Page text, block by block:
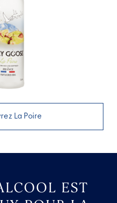
La Poire
EST